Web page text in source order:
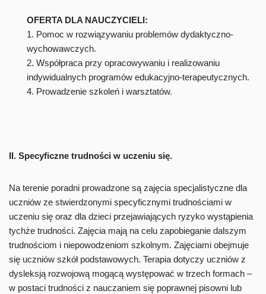
OFERTA DLA NAUCZYCIELI:
1. Pomoc w rozwiązywaniu problemów dydaktyczno-
wychowawczych.
2. Współpraca przy opracowywaniu i realizowaniu
indywidualnych programów edukacyjno-terapeutycznych.
4. Prowadzenie szkoleń i warsztatów.
II. Specyficzne trudności w uczeniu się.
Na terenie poradni prowadzone są zajęcia specjalistyczne dla
uczniów ze stwierdzonymi specyficznymi trudnościami w
uczeniu się oraz dla dzieci przejawiających ryzyko wystąpienia
tychże trudności. Zajęcia mają na celu zapobieganie dalszym
trudnościom i niepowodzeniom szkolnym. Zajęciami obejmuje
się uczniów szkół podstawowych. Terapia dotyczy uczniów z
dysleksją rozwojową mogącą występować w trzech formach –
w postaci trudności z nauczaniem się poprawnej pisowni lub